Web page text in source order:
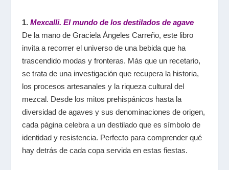
1. Mexcalli. El mundo de los destilados de agave
De la mano de Graciela Ángeles Carreño, este libro
invita a recorrer el universo de una bebida que ha
trascendido modas y fronteras. Más que un recetario,
se trata de una investigación que recupera la historia,
los procesos artesanales y la riqueza cultural del
mezcal. Desde los mitos prehispánicos hasta la
diversidad de agaves y sus denominaciones de origen,
cada página celebra a un destilado que es símbolo de
identidad y resistencia. Perfecto para comprender qué
hay detrás de cada copa servida en estas fiestas.